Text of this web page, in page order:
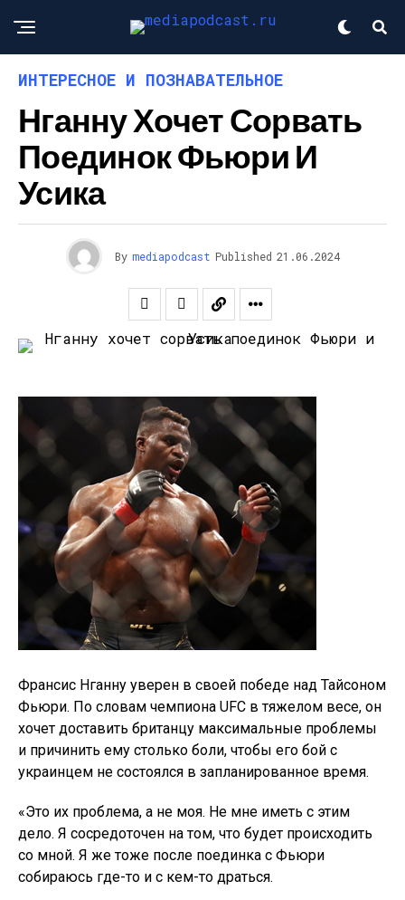
ИНТЕРЕСНОЕ И ПОЗНАВАТЕЛЬНОЕ
Нганну Хочет Сорвать
Поединок Фьюри И
Усика
By mediapodcast Published 21.06.2024
Франсис Нганну уверен в своей победе над Тайсоном
Фьюри. По словам чемпиона UFC в тяжелом весе, он
хочет доставить британцу максимальные проблемы
и причинить ему столько боли, чтобы его бой с
украинцем не состоялся в запланированное время.
«Это их проблема, а не моя. Не мне иметь с этим
дело. Я сосредоточен на том, что будет происходить
со мной. Я же тоже после поединка с Фьюри
собираюсь где-то и с кем-то драться.